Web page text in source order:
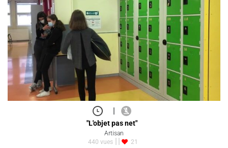
|
"L'objet pas net"
Artisan
440 vues
21